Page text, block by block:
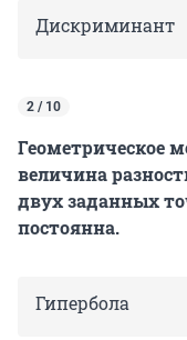
Дискриминант
2 / 10
Геометрическое
величина
двух заданных
постоянна.
Гипербола